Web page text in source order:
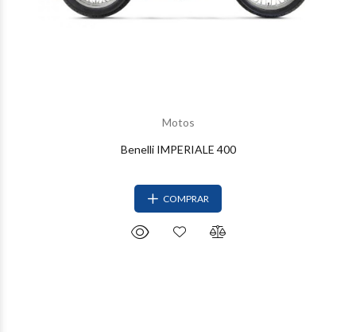
Motos
Benelli IMPERIALE 400
COMPRAR